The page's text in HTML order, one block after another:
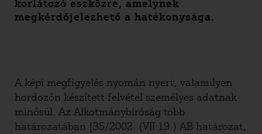
korlátozó eszközre, amelynek
megkérdőjelezhető a hatékonysága.
A képi megfigyelés nyomán nyert, valamilyen
hordozón készített felvétel személyes adatnak
minősül. Az Alkotmánybíróság több
határozatában [35/2002. (VII.19.) AB határozat,